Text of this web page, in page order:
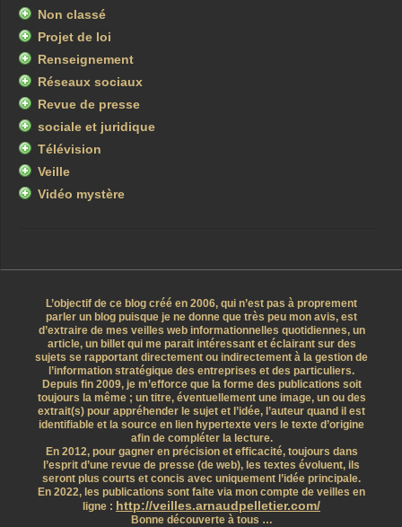
Non classé
Projet de loi
Renseignement
Réseaux sociaux
Revue de presse
sociale et juridique
Télévision
Veille
Vidéo mystère
L’objectif de ce blog créé en 2006, qui n’est pas à proprement
parler un blog puisque je ne donne que très peu mon avis, est
d’extraire de mes veilles web informationnelles quotidiennes, un
article, un billet qui me parait intéressant et éclairant sur des
sujets se rapportant directement ou indirectement à la gestion de
l’information stratégique des entreprises et des particuliers.
Depuis fin 2009, je m’efforce que la forme des publications soit
toujours la même ; un titre, éventuellement une image, un ou des
extrait(s) pour appréhender le sujet et l’idée, l’auteur quand il est
identifiable et la source en lien hypertexte vers le texte d’origine
afin de compléter la lecture.
En 2012, pour gagner en précision et efficacité, toujours dans
l’esprit d’une revue de presse (de web), les textes évoluent, ils
seront plus courts et concis avec uniquement l’idée principale.
En 2022, les publications sont faite via mon compte de veilles en
ligne : http://veilles.arnaudpelletier.com/
Bonne découverte à tous …